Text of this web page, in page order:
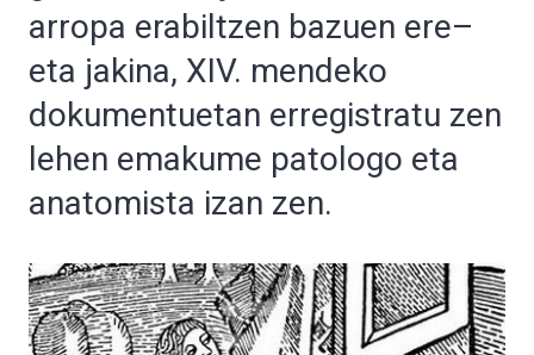
arropa erabiltzen bazuen ere–
eta jakina, XIV. mendeko
dokumentuetan erregistratu zen
lehen emakume patologo eta
anatomista izan zen.